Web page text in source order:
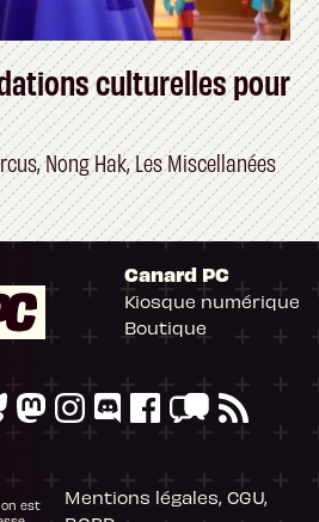
culturelles pour
Nong Hak, Les Miscellanées
Canard PC
Kiosque numérique
Boutique
est
Mentions légales, CGU,